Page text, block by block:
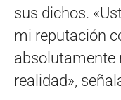
sus dichos.
mi reputación
absolutamente
realidad»,